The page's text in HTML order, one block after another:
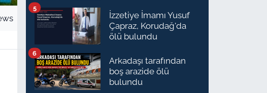
İzzetiye İmamı Yusuf
Çapraz, Korudağ'da
ölü bulundu
5
Arkadaşı tarafından
boş arazide ölü
bulundu
6